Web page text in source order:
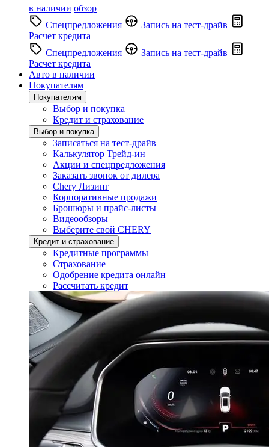
в наличии обзор
Спецпредложения
Запись на тест-драйв
Расчет кредита
Спецпредложения
Запись на тест-драйв
Расчет кредита
Авто в наличии
Покупателям
Покупателям
Выбор и покупка
Кредит и страхование
Выбор и покупка
Записаться на тест-драйв
Калькулятор Трейд-ин
Акции и спецпредложения
Заказать звонок от дилера
Chery Лизинг
Корпоративные продажи
Брошюры и прайс-листы
Видеообзоры
Выберите свой CHERY
Кредит и страхование
Кредитные программы
Страхование
Одобрение кредита онлайн
Рассчитать кредит